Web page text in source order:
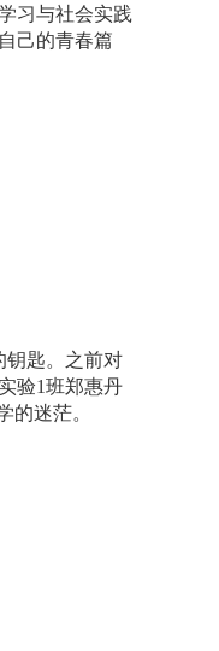
习与社会实践
己的青春篇
钥匙。之前对
验1班郑惠丹
的迷茫。